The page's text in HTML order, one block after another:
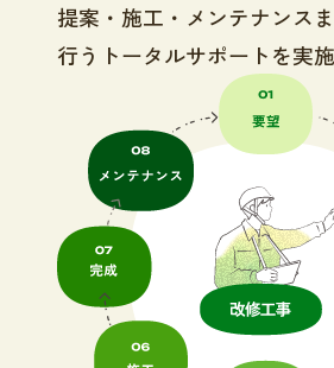
提案・施工・メンテナンス
行うトータルサポートを実施